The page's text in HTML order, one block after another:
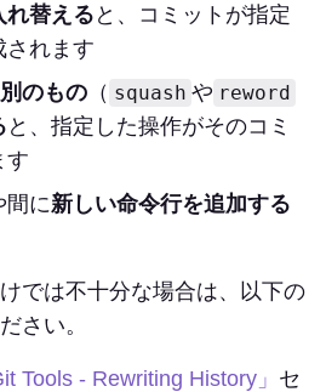
れ替える と、コミットが指定
されます
のもの （ squash や reword
と、指定した操作がそのコミ
す
間に新しい命令行を追加する
では不十分な場合は、以下の
さい。
Tools - Rewriting History」 セ